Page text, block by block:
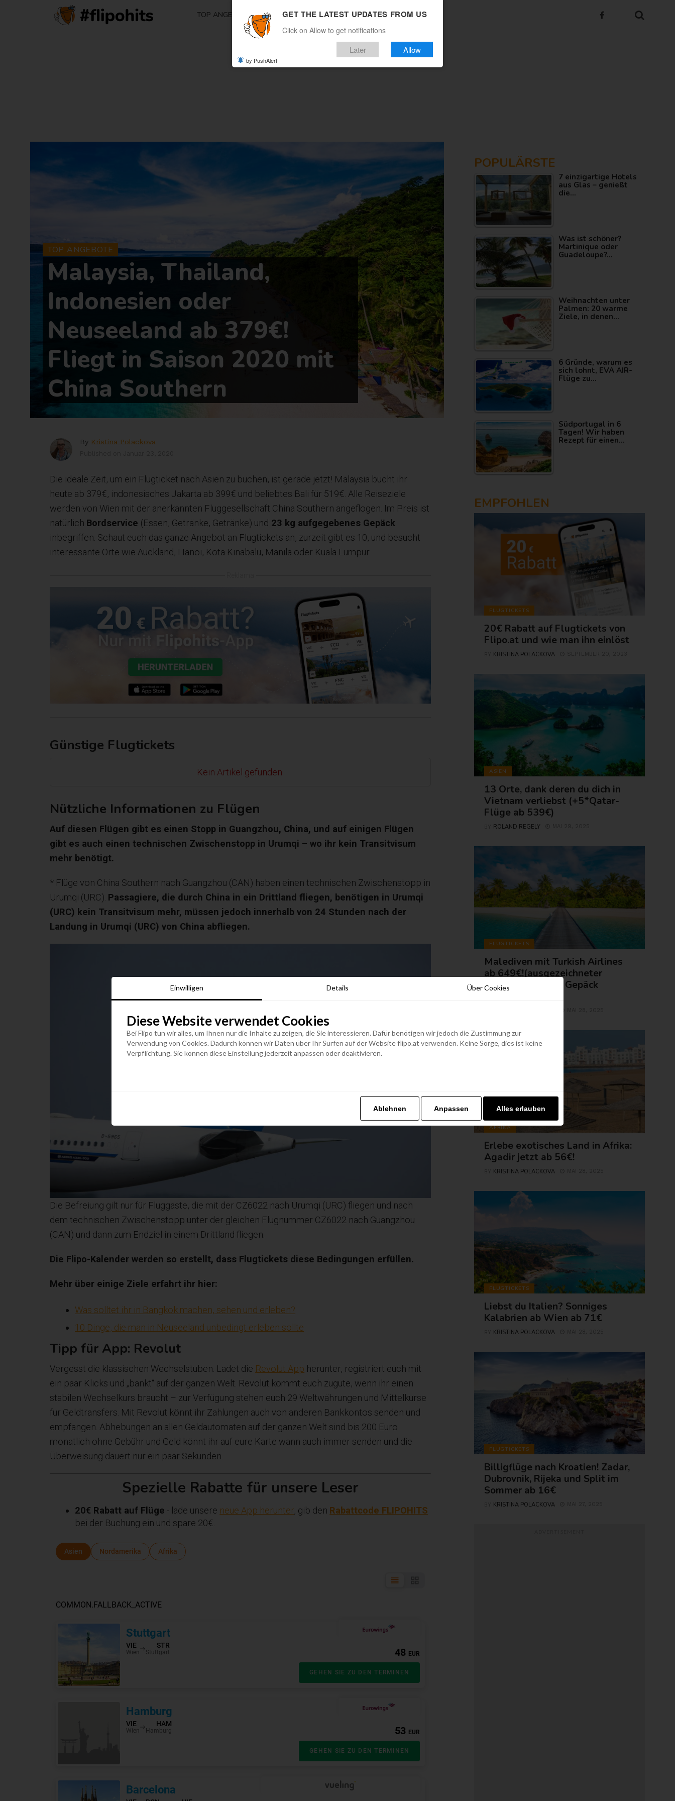
TOP ANGEBOTE REISEMAGAZIN MULTICITY WOHIN REISEN
TOP ANGEBOTE
Malaysia, Thailand,
Indonesien oder
Neuseeland ab 379€!
Fliegt in Saison 2020 mit
China Southern
By Kristina Polackova
Die ideale Zeit, um ein Flugticket nach Asien zu buchen, ist gerade jetzt! Malaysia bucht ihr
heute ab 379€, indonesisches Jakarta ab 399€ und beliebtes Bali für 519€. Alle Reiseziele
werden von Wien mit der anerkannten Fluggesellschaft China Southern angeflogen. Im Preis ist
natürlich Bordservice (Essen, Getränke, Getränke) und 23 kg aufgegebenes Gepäck
inbegriffen. Schaut euch das ganze Angebot an Flugtickets an, zurzeit gibt es 10, und besucht
interessante Orte wie Auckland, Hanoi, Kota Kinabalu, Manila oder Kuala Lumpur.
Günstige Flugtickets
Kein Artikel gefunden.
Nützliche Informationen zu Flügen
Auf diesen Flügen gibt es einen Stopp in Guangzhou, China, und auf einigen Flügen
gibt es auch einen technischen Zwischenstopp in Urumqi – wo ihr kein Transitvisum
mehr benötigt.
* Flüge von China Southern nach Guangzhou (CAN) haben einen technischen Zwischenstopp in
Urumqi (URC). Passagiere, die durch China in ein Drittland fliegen, benötigen in Urumqi
(URC) kein Transitvisum mehr, müssen jedoch innerhalb von 24 Stunden nach der
Landung in Urumqi (URC) von China abfliegen.
Die Befreiung gilt nur für Fluggäste, die mit der CZ6022 nach Urumqi (URC) fliegen und nach
dem technischen Zwischenstopp unter der gleichen Flugnummer CZ6022 nach Guangzhou
(CAN) und dann zum Endziel in einem Drittland fliegen.
Die Flipo-Kalender werden so erstellt, dass Flugtickets diese Bedingungen erfüllen.
Mehr über einige Ziele erfahrt ihr hier:
Was solltet ihr in Bangkok machen, sehen und erleben?
10 Dinge, die man in Neuseeland unbedingt erleben sollte
Tipp für App: Revolut
Vergesst die klassischen Wechselstuben. Ladet die Revolut App herunter, registriert euch mit
ein paar Klicks und „bankt“ auf der ganzen Welt. Revolut kommt euch zugute, wenn ihr einen
stabilen Wechselkurs braucht – zur Verfügung stehen euch 29 Weltwährungen und Mittelkurse
für Geldtransfers. Mit Revolut könnt ihr Zahlungen auch von anderen Bankkontos senden und
empfangen. Abhebungen an allen Geldautomaten auf der ganzen Welt sind bis 200 Euro
monatlich ohne Gebühr und Geld könnt ihr auf eure Karte wann auch immer senden und die
Überweisung dauert nur ein paar Sekunden.
Spezielle Rabatte für unsere Leser
20€ Rabatt auf Flüge - lade unsere neue App herunter, gib den Rabattcode FLIPOHITS
bei der Buchung ein und spare 20€.
POPULÄRSTE
7 einzigartige Hotels
aus Glas – genießt
die…
Was ist schöner?
Martinique oder
Guadeloupe?…
Weihnachten unter
Palmen: 20 warme
Ziele, in denen…
6 Gründe, warum es
sich lohnt, EVA AIR-
Flüge zu…
Südportugal in 6
Tagen! Wir haben
Rezept für einen…
EMPFOHLEN
FLUGTICKETS
20€ Rabatt auf Flugtickets von
Flipo.at und wie man ihn einlöst
KRISTINA POLACKOVA
ASIEN
13 Orte, dank deren du dich in
Vietnam verliebst (+5*Qatar-
Flüge ab 539€)
ROLAND REGELY
FLUGTICKETS
Malediven mit Turkish Airlines
ab 649€!(ausgezeichneter
Service und 30kg Gepäck
AFRIKA
Erlebe exotisches Land in Afrika:
Agadir jetzt ab 56€!
KRISTINA POLACKOVA
FLUGTICKETS
Liebst du Italien? Sonniges
Kalabrien ab Wien ab 71€
KRISTINA POLACKOVA
FLUGTICKETS
Billigflüge nach Kroatien! Zadar,
Dubrovnik, Rijeka und Split im
Sommer ab 16€
KRISTINA POLACKOVA
Einwilligen Details Über Cookies
Diese Website verwendet Cookies
Bei Flipo tun wir alles, um Ihnen nur die Inhalte zu zeigen, die Sie interessieren. Dafür benötigen wir jedoch die Zustimmung zur
Verwendung von Cookies. Dadurch können wir Daten über Ihr Surfen auf der Website flipo.at verwenden. Keine Sorge, dies ist keine
Verpflichtung. Sie können diese Einstellung jederzeit anpassen oder deaktivieren.
Ablehnen Anpassen Alles erlauben
GET THE LATEST UPDATES FROM US
Click on Allow to get notifications
Later Allow
by PushAlert